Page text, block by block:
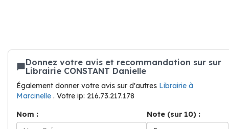
Donnez votre avis et recommandation sur sur
Librairie CONSTANT Danielle
Également donner votre avis sur d'autres Librairie à
Marcinelle . Votre ip: 216.73.217.178
Nom :
Note (sur 10) :